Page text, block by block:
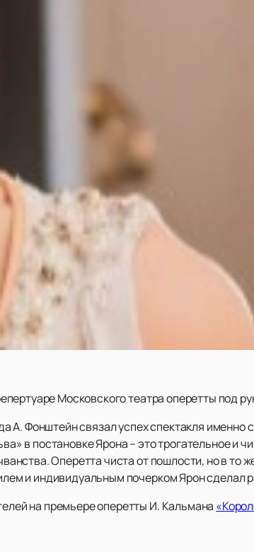
Московского театра оперетты под
А. Фонштейн связал успех спектакля именно
в постановке Ярона – это трогательное и
Оперетта чиста от пошлости, но в то
и индивидуальным почерком Ярон сделал
на премьере оперетты И. Кальмана